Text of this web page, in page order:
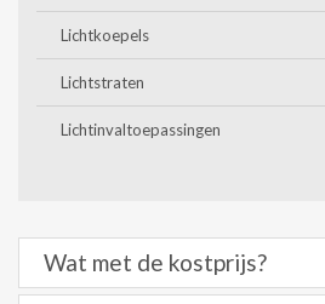
Lichtkoepels
Lichtstraten
Lichtinvaltoepassingen
Wat met de kostprijs?